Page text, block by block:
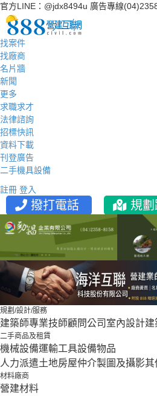
官方LINE：@jdx8494u 廣告專線
找案件
找廠商
名片牆
新聞
更多
求職求才
法律諮詢
招標快訊
資料下載
刊登廣告
二手機具設備
註冊 登入
撥打電話 規劃
規劃/設計/服務
建築師專業技師顧問公司 室內設計建
二手商品及租賃
機械設備運輸工具設備物品
人力派遣土地房屋仲介製圖及攝影其
材料廠商
營建材料